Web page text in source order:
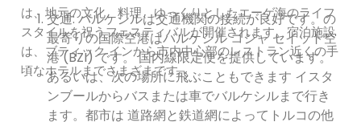
は、地元の文化、料理、ゆっくりとしたエーゲ海のライフ
スタイルを祝うフェスティバルが開催されます。宿泊施設
は、ブティック インから市内中心部のレストラン近くの手
頃なホテルまでさまざまです。
交通: バルケシルは交通機関の接続が良好です。の
最寄りの国際空港はバルケシル コジャ セイット空
港 (BZI) です。 国内線限定便を提供しています。
あるいは、次の場所に飛ぶこともできます イスタ
ンブールからバスまたは車でバルケシルまで行き
ます。都市は 道路網と鉄道網によってトルコの他